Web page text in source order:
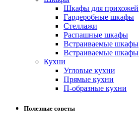
Шкафы для прихожей
Гардеробные шкафы
Стеллажи
Распашные шкафы
Встраиваемые шкафы
Встраиваемые
Кухни
Угловые кухни
Прямые кухни
П-образные кухни
Полезные советы